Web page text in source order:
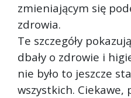
zmieniającym się
zdrowia.
Te szczegóły
dbały o zdrowie i
nie było to jeszcze
wszystkich. Ciekawe,